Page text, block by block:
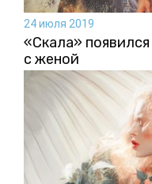
24 июля 2019
«Скала»
с женой